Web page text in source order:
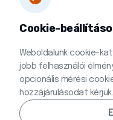
Cookie-
Weboldalunk cookie-
jobb felhasználói
opcionális mérési
hozzájárulásodat kérjük.